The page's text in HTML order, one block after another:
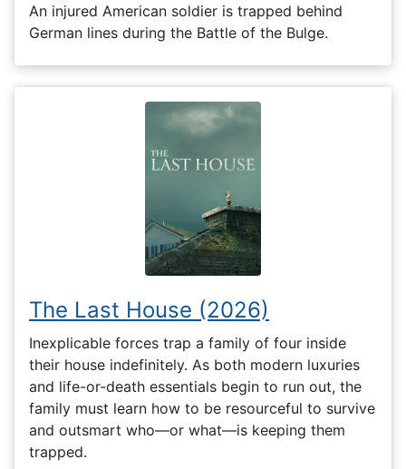
An injured American soldier is trapped behind
German lines during the Battle of the Bulge.
The Last House (2026)
Inexplicable forces trap a family of four inside
their house indefinitely. As both modern luxuries
and life-or-death essentials begin to run out, the
family must learn how to be resourceful to survive
and outsmart who—or what—is keeping them
trapped.